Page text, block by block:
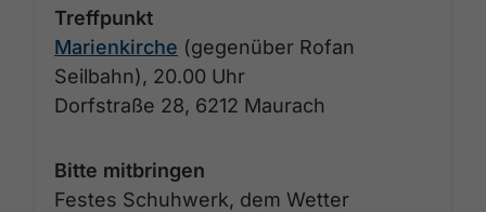
Treffpunkt
Marienkirche (gegenüber Rofan
Seilbahn), 20.00 Uhr
Dorfstraße 28, 6212 Maurach
Bitte mitbringen
Festes Schuhwerk, dem Wetter